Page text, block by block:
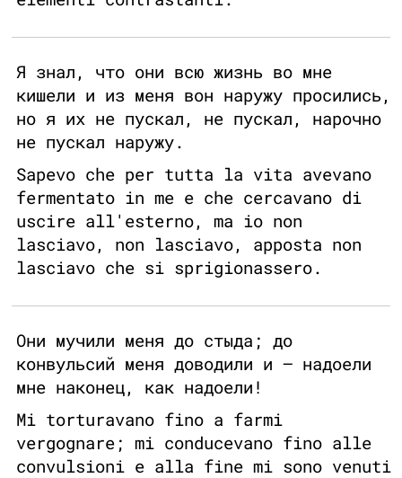
Я знал, что они всю жизнь во мне
кишели и из меня вон наружу просились,
но я их не пускал, не пускал, нарочно
не пускал наружу.
Sapevo che per tutta la vita avevano
fermentato in me e che cercavano di
uscire all'esterno, ma io non
lasciavo, non lasciavo, apposta non
lasciavo che si sprigionassero.
Они мучили меня до стыда; до
конвульсий меня доводили и — надоели
мне наконец, как надоели!
Mi torturavano fino a farmi
vergognare; mi conducevano fino alle
convulsioni e alla fine mi sono venuti